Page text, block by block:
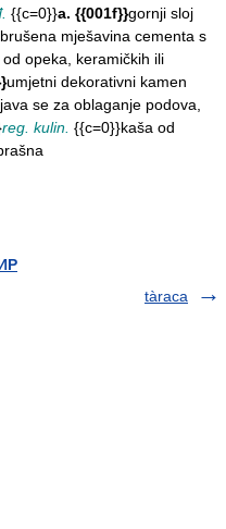
{{c=0}}a. {{001f}}gornji sloj
mješavina cementa s
opeka, keramičkih ili
umjetni dekorativni kamen
se za oblaganje podova,
reg. kulin. {{c=0}}kaša od
tàraca